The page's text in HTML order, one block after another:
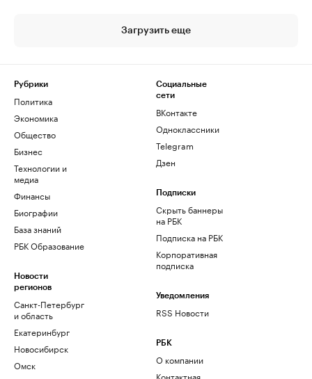
Загрузить еще
Рубрики
Политика
Экономика
Общество
Бизнес
Технологии и
медиа
Финансы
Биографии
База знаний
РБК Образование
Новости
регионов
Санкт-Петербург
и область
Екатеринбург
Новосибирск
Омск
Социальные
сети
ВКонтакте
Одноклассники
Telegram
Дзен
Подписки
Скрыть баннеры
на РБК
Подписка на РБК
Корпоративная
подписка
Уведомления
RSS Новости
РБК
О компании
Контактная